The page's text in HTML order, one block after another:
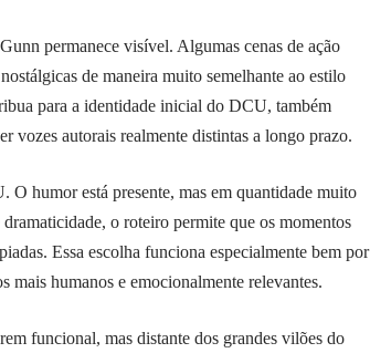
permanece visível. Algumas cenas de ação
de maneira muito semelhante ao estilo
para a identidade inicial do DCU, também
vozes autorais realmente distintas a longo prazo.
humor está presente, mas em quantidade muito
o roteiro permite que os momentos
Essa escolha funciona especialmente bem por
mais humanos e emocionalmente relevantes.
funcional, mas distante dos grandes vilões do